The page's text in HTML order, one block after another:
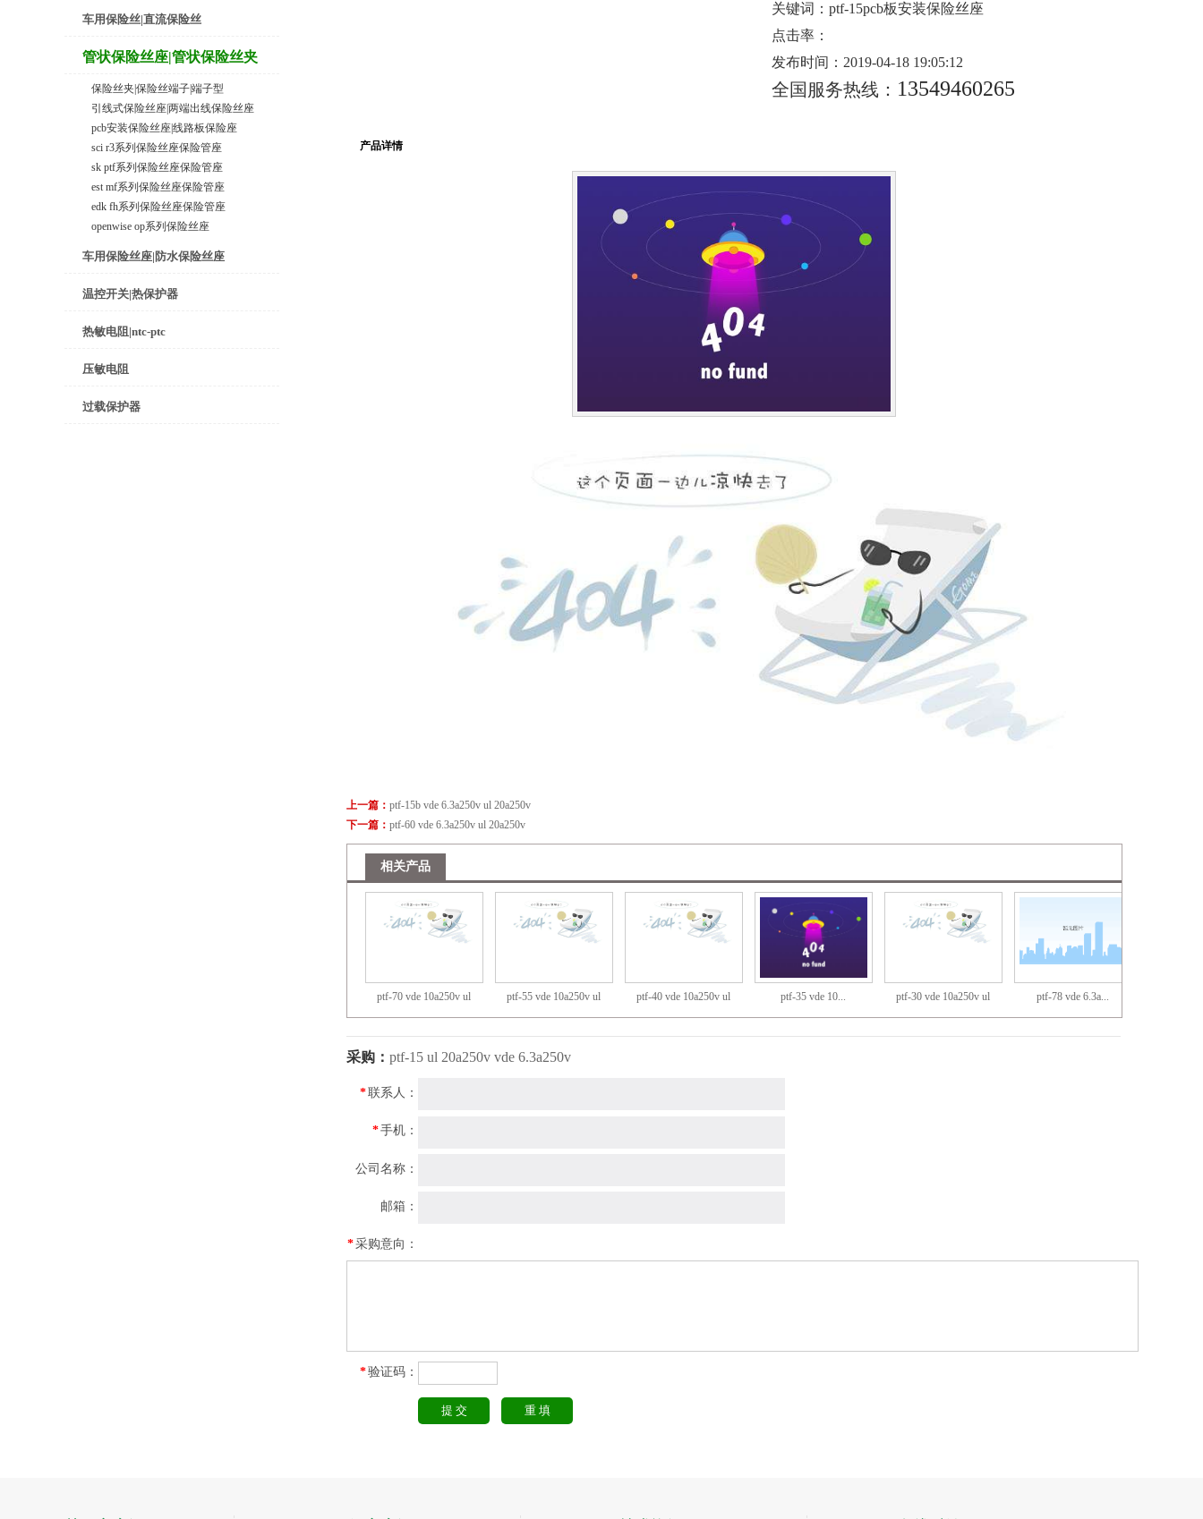
车用保险丝|直流保险丝
管状保险丝座|管状保险丝夹
保险丝夹|保险丝端子|端子型
引线式保险丝座|两端出线保险丝座
pcb安装保险丝座|线路板保险座
sci r3系列保险丝座保险管座
sk ptf系列保险丝座保险管座
est mf系列保险丝座保险管座
edk fh系列保险丝座保险管座
openwise op系列保险丝座
车用保险丝座|防水保险丝座
温控开关|热保护器
热敏电阻|ntc-ptc
压敏电阻
过载保护器
关键词： ptf-15pcb板安装保险丝座
点击率：
发布时间： 2019-04-18 19:05:12
全国服务热线： 13549460265
产品详情
上一篇： ptf-15b vde 6.3a250v ul 20a250v
下一篇： ptf-60 vde 6.3a250v ul 20a250v
相关产品
ptf-70 vde 10a250v ul ptf-55 vde 10a250v ul ptf-40 vde 10a250v ul ptf-35 vde 10... ptf-30 vde 10a250v ul ptf-78 vde 6.3a...
采购： ptf-15 ul 20a250v vde 6.3a250v
*联系人：
*手机：
公司名称：
邮箱：
*采购意向：
*验证码：